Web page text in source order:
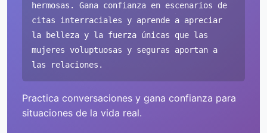
hermosas. Gana confianza en escenarios de
citas interraciales y aprende a apreciar
la belleza y la fuerza únicas que las
mujeres voluptuosas y seguras aportan a
las relaciones.
Practica conversaciones y gana confianza para
situaciones de la vida real.